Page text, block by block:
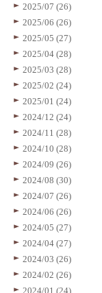
2025/07 (26)
2025/06 (26)
2025/05 (27)
2025/04 (28)
2025/03 (28)
2025/02 (24)
2025/01 (24)
2024/12 (24)
2024/11 (28)
2024/10 (28)
2024/09 (26)
2024/08 (30)
2024/07 (26)
2024/06 (26)
2024/05 (27)
2024/04 (27)
2024/03 (26)
2024/02 (26)
2024/01 (24)